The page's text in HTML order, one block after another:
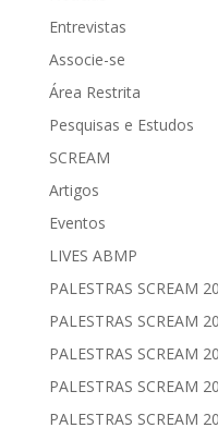
Entrevistas
Associe-se
Área Restrita
Pesquisas e Estudos
SCREAM
Artigos
Eventos
LIVES ABMP
PALESTRAS SCREAM
PALESTRAS SCREAM
PALESTRAS SCREAM
PALESTRAS SCREAM
PALESTRAS SCREAM